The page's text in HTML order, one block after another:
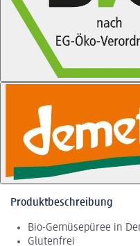
Produktbeschreibung
Bio-Gemüsepüree in
Glutenfrei